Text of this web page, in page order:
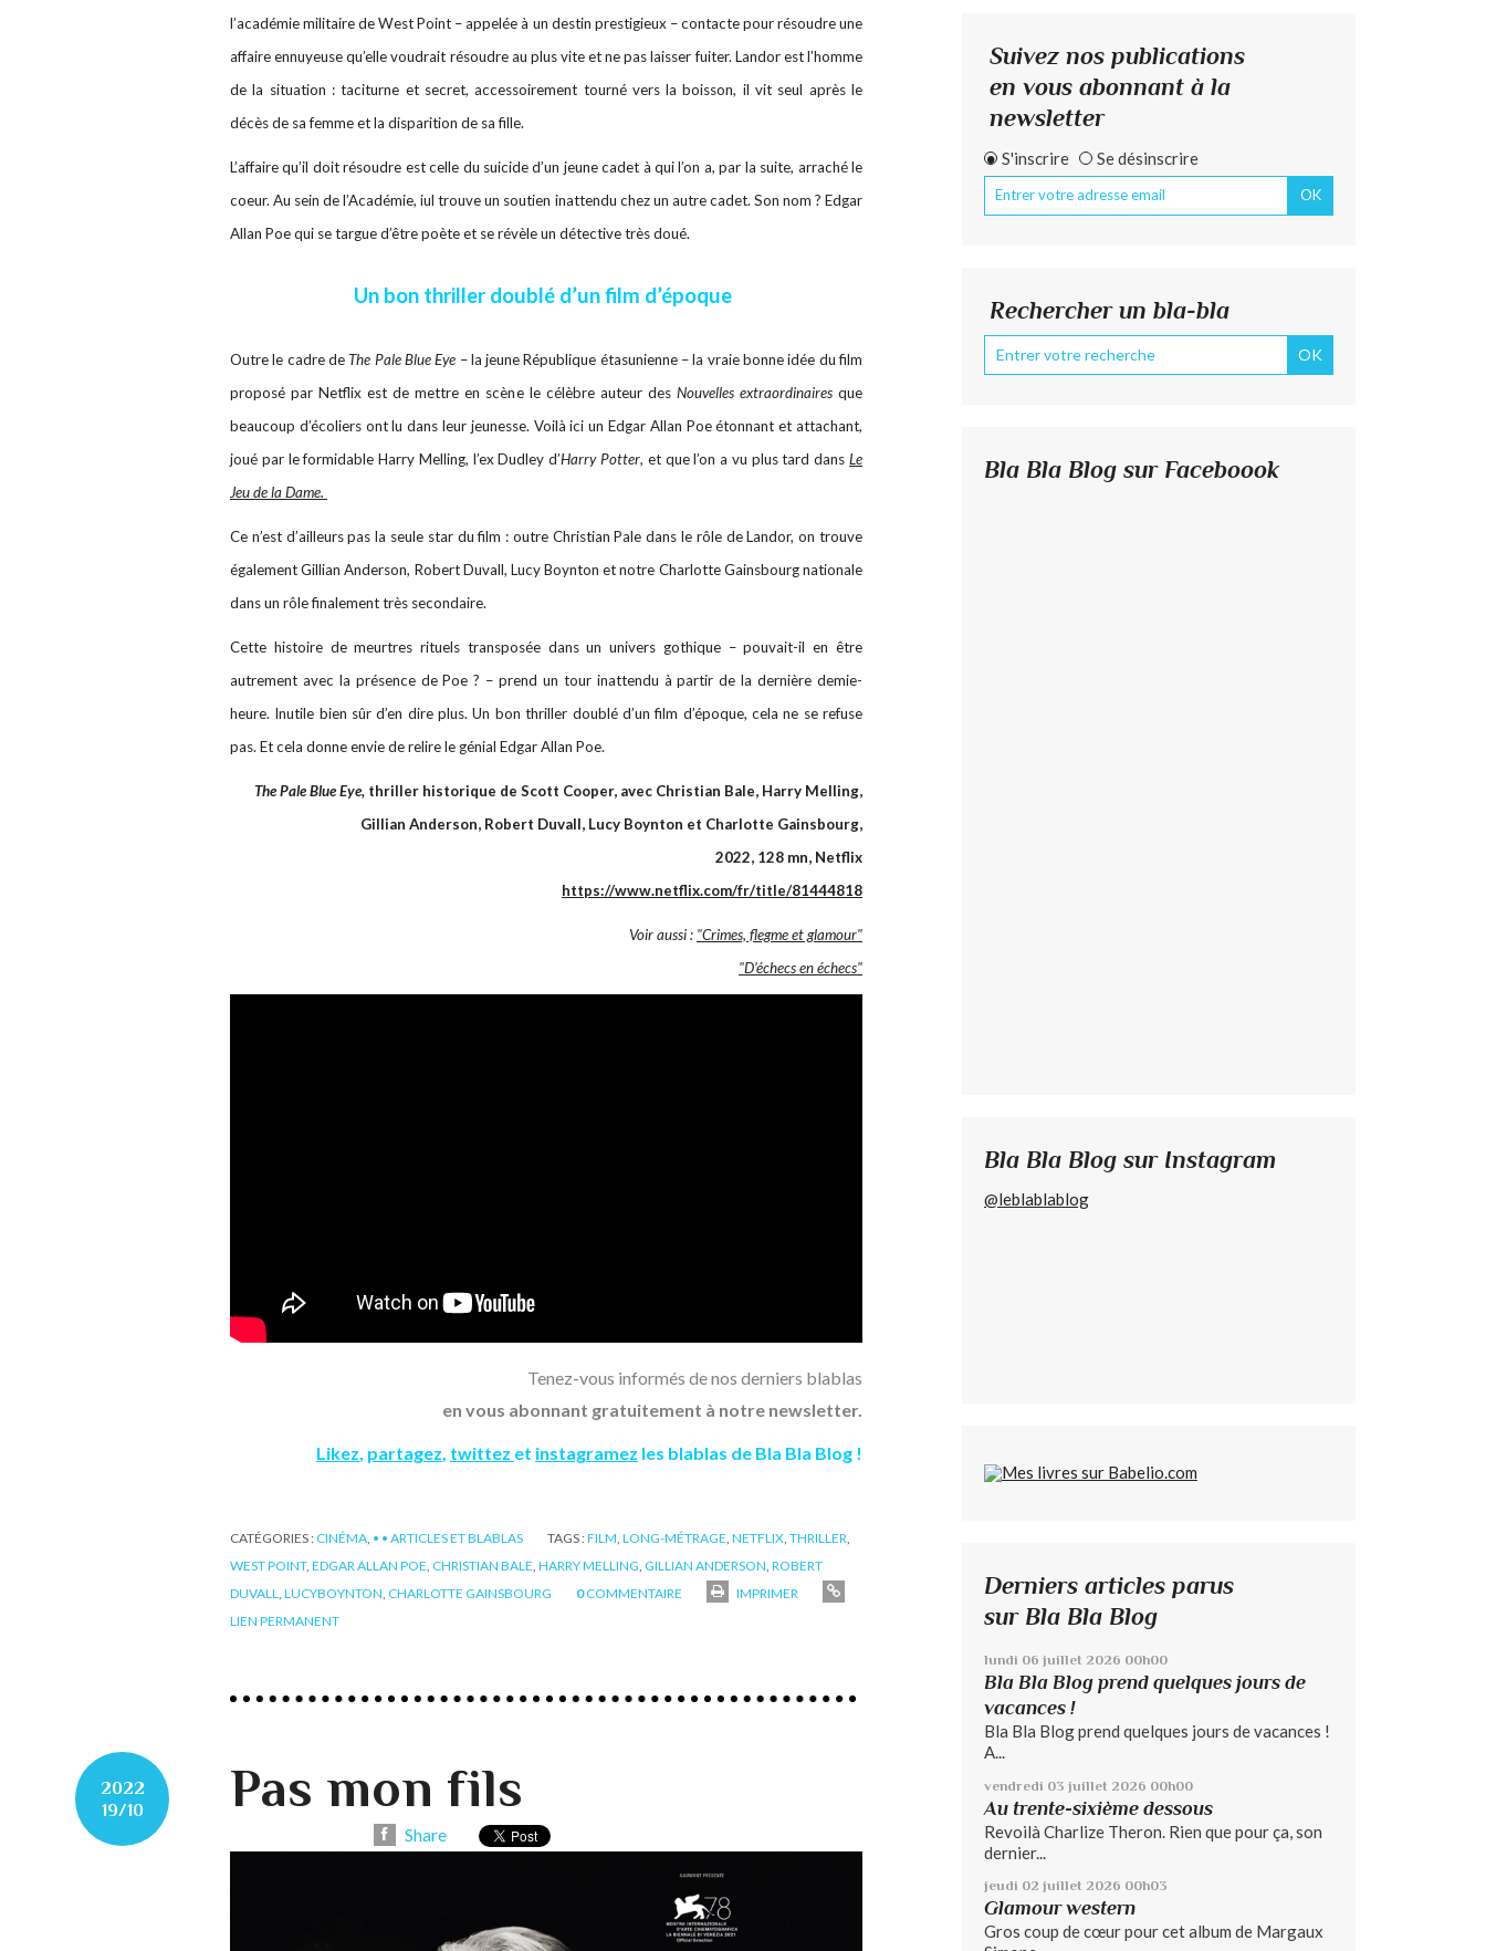
l’académie militaire de West Point – appelée à un destin prestigieux – contacte pour résoudre une
affaire ennuyeuse qu’elle voudrait résoudre au plus vite et ne pas laisser fuiter. Landor est l’homme
de la situation : taciturne et secret, accessoirement tourné vers la boisson, il vit seul après le
décès de sa femme et la disparition de sa fille.
L’affaire qu’il doit résoudre est celle du suicide d’un jeune cadet à qui l’on a, par la suite, arraché le
coeur. Au sein de l’Académie, iul trouve un soutien inattendu chez un autre cadet. Son nom ? Edgar
Allan Poe qui se targue d’être poète et se révèle un détective très doué.
Un bon thriller doublé d’un film d’époque
Outre le cadre deThe Pale Blue Eye – la jeune République étasunienne – la vraie bonne idée du film
proposé par Netflix est de mettre en scène le célèbre auteur des Nouvelles extraordinairesque
beaucoup d’écoliers ont lu dans leur jeunesse. Voilà ici un Edgar Allan Poe étonnant et attachant,
joué par le formidable Harry Melling, l’ex Dudley d’Harry Potter, et que l’on a vu plus tard dansLe
Jeu de la Dame.
Ce n’est d’ailleurs pas la seule star du film : outre Christian Pale dans le rôle de Landor, on trouve
également Gillian Anderson, Robert Duvall, Lucy Boynton et notre Charlotte Gainsbourg nationale
dans un rôle finalement très secondaire.
Cette histoire de meurtres rituels transposée dans un univers gothique – pouvait-il en être
autrement avec la présence de Poe ? – prend un tour inattendu à partir de la dernière demie-
heure. Inutile bien sûr d’en dire plus. Un bon thriller doublé d’un film d’époque, cela ne se refuse
pas. Et cela donne envie de relire le génial Edgar Allan Poe.
The Pale Blue Eye, thriller historique de Scott Cooper, avec Christian Bale, Harry Melling,
Gillian Anderson, Robert Duvall, Lucy Boynton et Charlotte Gainsbourg,
2022, 128 mn, Netflix
https://www.netflix.com/fr/title/81444818
Voir aussi : "Crimes, flegme et glamour"
"D’échecs en échecs"
Tenez-vous informés de nos derniers blablas
en vous abonnant gratuitement à notre newsletter.
Likez, partagez, twittez et instagramez les blablas de Bla Bla Blog !
CATÉGORIES : CINÉMA, • • ARTICLES ET BLABLAS TAGS :FILM, LONG-MÉTRAGE, NETFLIX, THRILLER,
WEST POINT, EDGAR ALLAN POE, CHRISTIAN BALE, HARRY MELLING, GILLIAN ANDERSON, ROBERT
DUVALL, LUCYBOYNTON, CHARLOTTE GAINSBOURG 0 COMMENTAIRE
IMPRIMER
LIEN PERMANENT
2022
19/10
Pas mon fils
Share
Suivez nos publications
en vous abonnant à la
newsletter
S'inscrire Se désinscrire
Rechercher un bla-bla
Bla Bla Blog sur Faceboook
Bla Bla Blog sur Instagram
@leblablablog
Derniers articles parus
sur Bla Bla Blog
lundi 06 juillet 2026 00h00
Bla Bla Blog prend quelques jours de
vacances !
Bla Bla Blog prend quelques jours de vacances !
A...
vendredi 03 juillet 2026 00h00
Au trente-sixième dessous
Revoilà Charlize Theron. Rien que pour ça, son
dernier...
jeudi 02 juillet 2026 00h03
Glamour western
Gros coup de cœur pour cet album de Margaux